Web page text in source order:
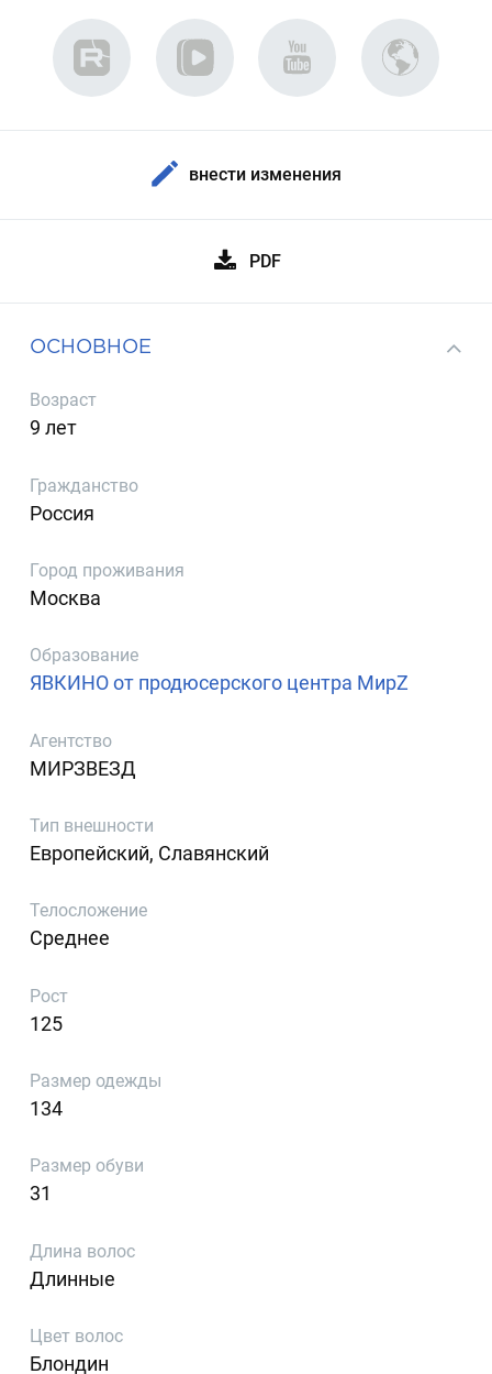
внести изменения
PDF
ОСНОВНОЕ
Возраст
9 лет
Гражданство
Россия
Город проживания
Москва
Образование
ЯВКИНО от продюсерского центра МирZ
Агентство
МИРЗВЕЗД
Тип внешности
Европейский, Славянский
Телосложение
Среднее
Рост
125
Размер одежды
134
Размер обуви
31
Длина волос
Длинные
Цвет волос
Блондин